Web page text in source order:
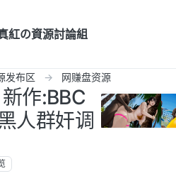
紅の資源討論組
发布区 网赚盘资源
作:BBC
人群奸调